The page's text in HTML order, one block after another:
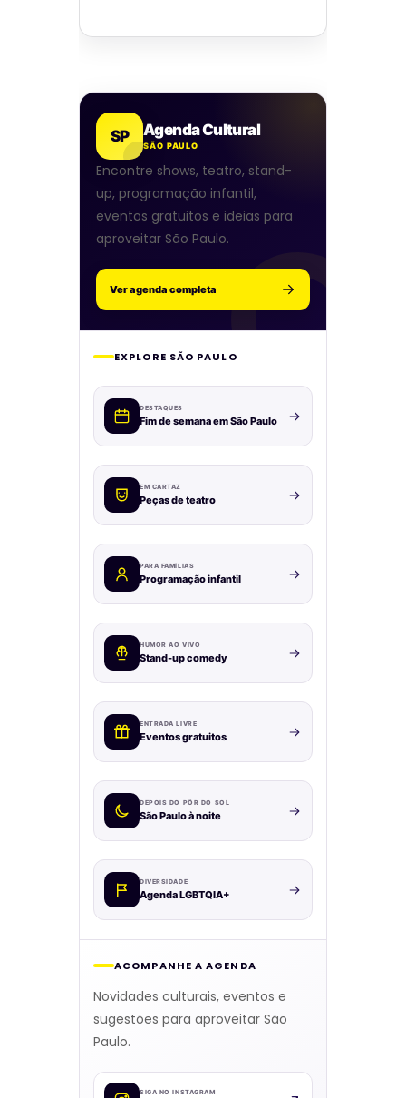
SP Agenda Cultural
SÃO PAULO
Encontre shows, teatro, stand-
up, programação infantil,
eventos gratuitos e ideias para
aproveitar São Paulo.
Ver agenda completa
EXPLORE SÃO PAULO
DESTAQUES
Fim de semana em São Paulo
EM CARTAZ
Peças de teatro
PARA FAMÍLIAS
Programação infantil
HUMOR AO VIVO
Stand-up comedy
ENTRADA LIVRE
Eventos gratuitos
DEPOIS DO PÔR DO SOL
São Paulo à noite
DIVERSIDADE
Agenda LGBTQIA+
ACOMPANHE A AGENDA
Novidades culturais, eventos e
sugestões para aproveitar São
Paulo.
SIGA NO INSTAGRAM